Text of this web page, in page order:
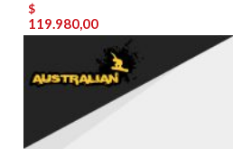
$
119.980,00